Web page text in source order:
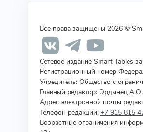
Все права защищены 2026 ©
Сетевое издание Smart Tables
Регистрационный номер
Учредитель: Общество с
Главный редактор: Ордынец А.О.
Адрес электронной почты
Телефон редакции: +7 915 815
Возрастные ограничения